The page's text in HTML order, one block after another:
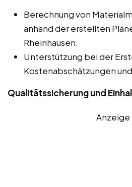
Berechnung von
anhand der erstellten
Rheinhausen.
Unterstützung bei der
Kostenabschätzungen
Qualitätssicherung und
Anzeige